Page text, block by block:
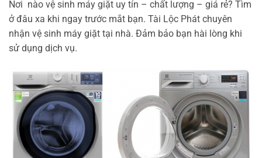
Nơi nào vệ sinh máy giặt uy tín – chất lượng – giá rẻ? Tìm
ở đâu xa khi ngay trước mắt bạn. Tài Lộc Phát chuyên
nhận vệ sinh máy giặt tại nhà. Đảm bảo bạn hài lòng khi
sử dụng dịch vụ.